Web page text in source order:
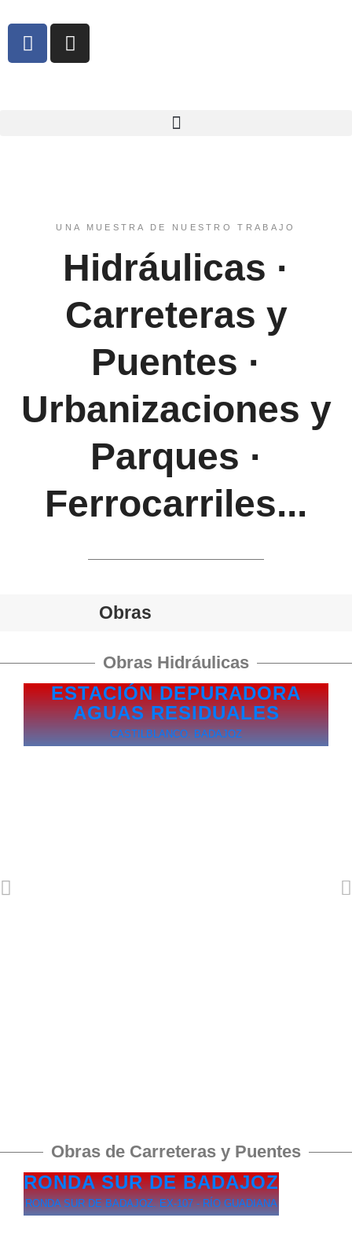
UNA MUESTRA DE NUESTRO TRABAJO
Hidráulicas ·
Carreteras y
Puentes ·
Urbanizaciones y
Parques ·
Ferrocarriles...
Obras
Obras Hidráulicas
ESTACIÓN DEPURADORA
AGUAS RESIDUALES
CASTILBLANCO. BADAJOZ
Obras de Carreteras y Puentes
RONDA SUR DE BADAJOZ
RONDA SUR DE BADAJOZ. EX-107 - RÍO GUADIANA